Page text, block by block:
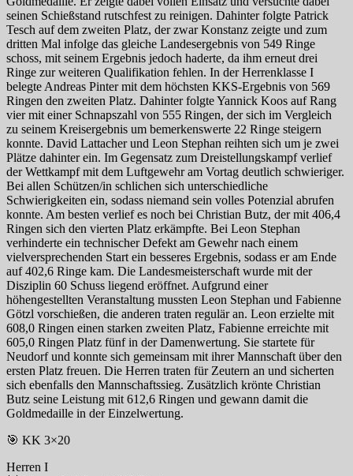
seinen Schießstand rutschfest zu reinigen. Dahinter folgte Patrick
Tesch auf dem zweiten Platz, der zwar Konstanz zeigte und zum
dritten Mal infolge das gleiche Landesergebnis von 549 Ringe
schoss, mit seinem Ergebnis jedoch haderte, da ihm erneut drei
Ringe zur weiteren Qualifikation fehlen. In der Herrenklasse I
belegte Andreas Pinter mit dem höchsten KKS-Ergebnis von 569
Ringen den zweiten Platz. Dahinter folgte Yannick Koos auf Rang
vier mit einer Schnapszahl von 555 Ringen, der sich im Vergleich
zu seinem Kreisergebnis um bemerkenswerte 22 Ringe steigern
konnte. David Lattacher und Leon Stephan reihten sich um je zwei
Plätze dahinter ein. Im Gegensatz zum Dreistellungskampf verlief
der Wettkampf mit dem Luftgewehr am Vortag deutlich schwieriger.
Bei allen Schützen/in schlichen sich unterschiedliche
Schwierigkeiten ein, sodass niemand sein volles Potenzial abrufen
konnte. Am besten verlief es noch bei Christian Butz, der mit 406,4
Ringen sich den vierten Platz erkämpfte. Bei Leon Stephan
verhinderte ein technischer Defekt am Gewehr nach einem
vielversprechenden Start ein besseres Ergebnis, sodass er am Ende
auf 402,6 Ringe kam. Die Landesmeisterschaft wurde mit der
Disziplin 60 Schuss liegend eröffnet. Aufgrund einer
höhengestellten Veranstaltung mussten Leon Stephan und Fabienne
Götzl vorschießen, die anderen traten regulär an. Leon erzielte mit
608,0 Ringen einen starken zweiten Platz, Fabienne erreichte mit
605,0 Ringen Platz fünf in der Damenwertung. Sie startete für
Neudorf und konnte sich gemeinsam mit ihrer Mannschaft über den
ersten Platz freuen. Die Herren traten für Zeutern an und sicherten
sich ebenfalls den Mannschaftssieg. Zusätzlich krönte Christian
Butz seine Leistung mit 612,6 Ringen und gewann damit die
Goldmedaille in der Einzelwertung.
🎯 KK 3×20
Herren I